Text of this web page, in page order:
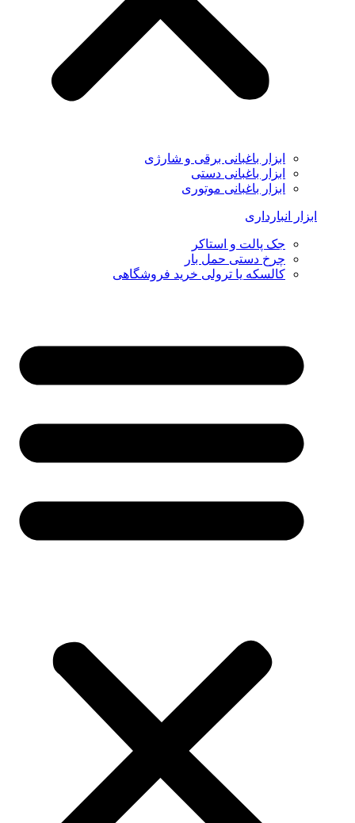
ابزار باغبانی برقی و شارژی
ابزار باغبانی دستی
ابزار باغبانی موتوری
ابزار انبارداری
جک پالت و استاکر
چرخ دستی حمل بار
کالسکه یا ترولی خرید فروشگاهی